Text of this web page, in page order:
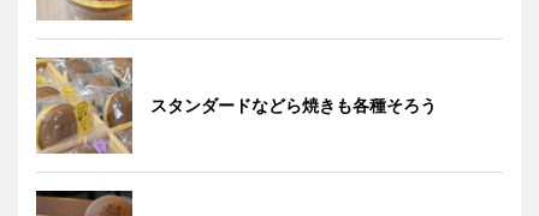
スタンダードなどら焼きも各種そろう